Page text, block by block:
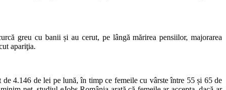
greu cu banii și au cerut, pe lângă mărirea pensiilor, majorarea
apariţia.
4.146 de lei pe lună, în timp ce femeile cu vârste între 55 și 65 de